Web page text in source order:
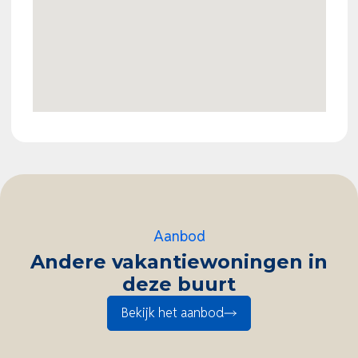
Aanbod
Andere vakantiewoningen in
deze buurt
Bekijk het aanbod